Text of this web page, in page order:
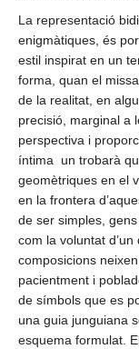
La representació
enigmàtiques, és
estil inspirat en un
forma, quan el
de la realitat, en
precisió, marginal a
perspectiva i
íntima
un trobarà
geomètriques en el
en la frontera
de ser simples,
com la voluntat
composicions
pacientment i
de símbols que es
una guia junguiana
esquema formulat.